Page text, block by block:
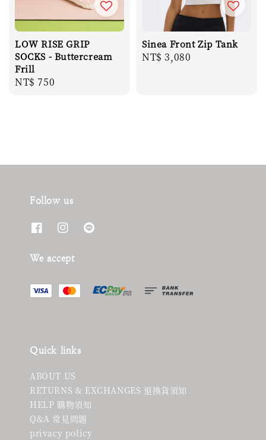
LOW RISE GRIP
SOCKS - Buttercream
Frill
Regular
NT$ 750
Sinea Front Zip Tank
Regular
NT$ 3,080
Follow us
We accept
Quick links
ABOUT US
RETURNS & EXCHANGES 退換貨須知
HELP 購物須知
Q&A 常見問題
privacy policy